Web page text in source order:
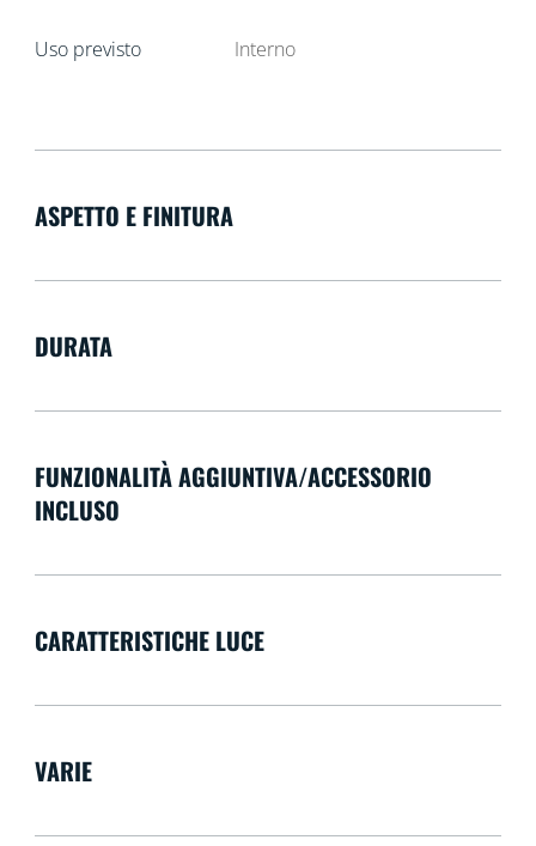
Uso previsto Interno
ASPETTO E FINITURA
DURATA
FUNZIONALITÀ AGGIUNTIVA/ACCESSORIO
INCLUSO
CARATTERISTICHE LUCE
VARIE